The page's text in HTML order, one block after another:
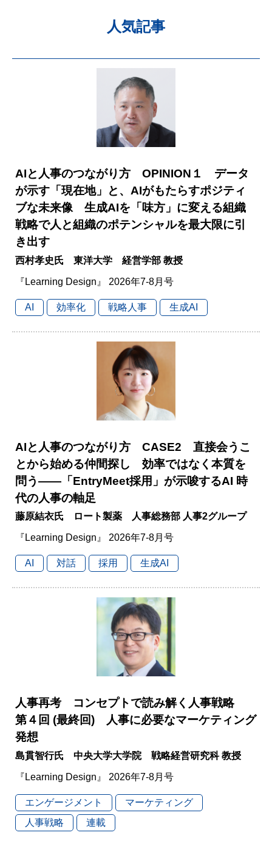
人気記事
AIと人事のつながり方 OPINION１ データ
が示す「現在地」と、AIがもたらすポジティ
ブな未来像 生成AIを「味方」に変える組織
戦略で人と組織のポテンシャルを最大限に引
き出す
西村孝史氏 東洋大学 経営学部 教授
『Learning Design』 2026年7-8月号
AI 効率化 戦略人事 生成AI
AIと人事のつながり方 CASE2 直接会うこ
とから始める仲間探し 効率ではなく本質を
問う――「EntryMeet採用」が示唆するAI 時
代の人事の軸足
藤原結衣氏 ロート製薬 人事総務部 人事2グループ
『Learning Design』 2026年7-8月号
AI 対話 採用 生成AI
人事再考 コンセプトで読み解く人事戦略
第４回 (最終回) 人事に必要なマーケティング
発想
島貫智行氏 中央大学大学院 戦略経営研究科 教授
『Learning Design』 2026年7-8月号
エンゲージメント
マーケティング
人事戦略
連載